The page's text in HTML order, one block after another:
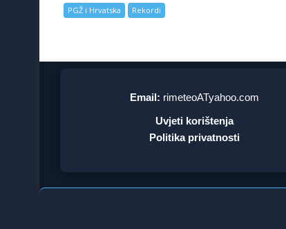
PGŽ i Hrvatska Rekordi
Email: rimeteoATyahoo.com
Uvjeti korištenja
Politika privatnosti